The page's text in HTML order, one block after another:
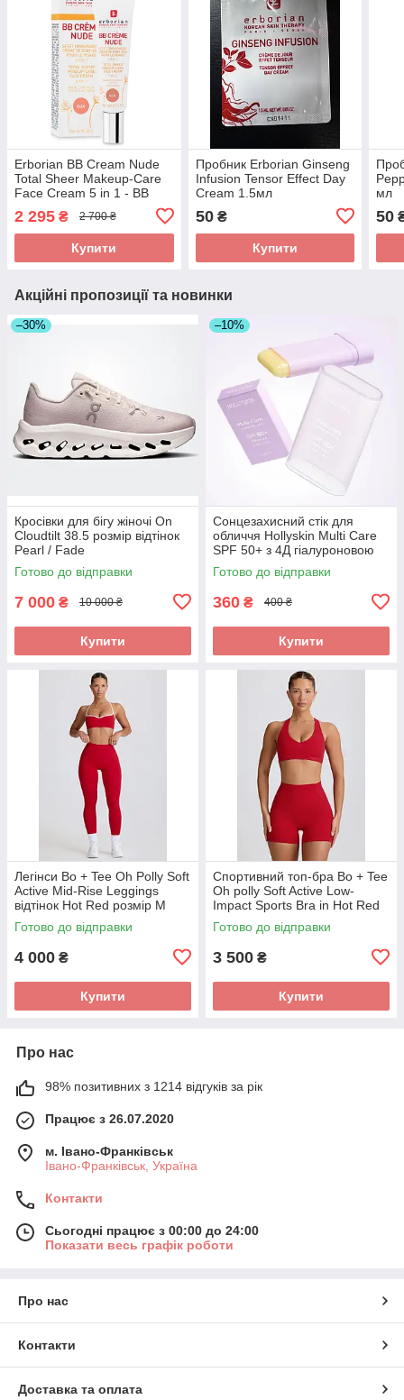
Erborian BB Cream Nude
Total Sheer Makeup-Care
Face Cream 5 in 1 - BB
Крем з тонуючим ефектом
5 в 1 40 ml
2 295 ₴ 2 700 ₴
Купити
Пробник Erborian Ginseng
Infusion Tensor Effect Day
Cream 1.5мл
50₴
Купити
мл
50
Акційні пропозиції та новинки
–30%
Кросівки для бігу жіночі On
Cloudtilt 38.5 розмір відтінок
Pearl / Fade
Готово до відправки
7 000 ₴ 10 000 ₴
Купити
–10%
Сонцезахисний стік для
обличчя Hollyskin Multi Care
SPF 50+ з 4Д гіалуроновою
кислотою 20 г
Готово до відправки
360 ₴ 400 ₴
Купити
Легінси Bo + Tee Oh Polly Soft
Active Mid-Rise Leggings
відтінок Hot Red розмір М
Готово до відправки
4 000 ₴
Купити
Спортивний топ-бра Bo + Tee
Oh polly Soft Active Low-
Impact Sports Bra in Hot Red
розмір М
Готово до відправки
3 500 ₴
Купити
Про нас
98% позитивних з 1214 відгуків за рік
Працює з 26.07.2020
м. Івано-Франківськ
Івано-Франківськ, Україна
Контакти
Сьогодні працює з 00:00 до 24:00
Показати весь графік роботи
Про нас
Контакти
Доставка та оплата